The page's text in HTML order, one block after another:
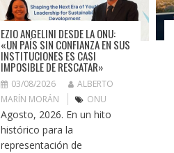
EZIO ANGELINI DESDE LA ONU:
«UN PAÍS SIN CONFIANZA EN SUS
INSTITUCIONES ES CASI
IMPOSIBLE DE RESCATAR»
03/08/2026
ALBERTO
MARÍN MORÁN
ONU
Agosto, 2026. En un hito
histórico para la
representación de